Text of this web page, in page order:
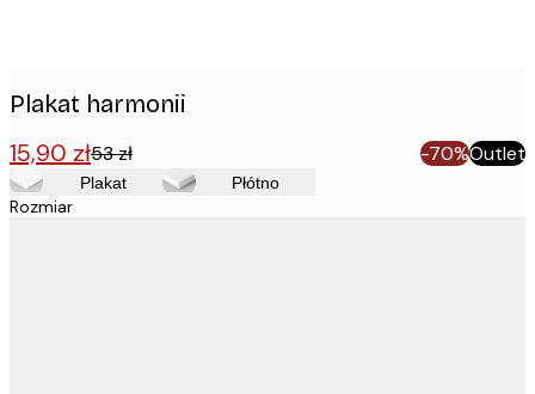
Plakat harmonii
15,90 zł53 zł -70%Outlet
Plakat Płótno
Rozmiar